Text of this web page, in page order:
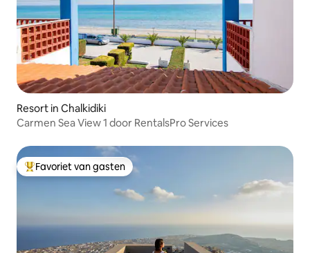
Resort in Chalkidiki
Carmen Sea View 1 door RentalsPro Services
Topfavoriet van gasten
Favoriet van gasten